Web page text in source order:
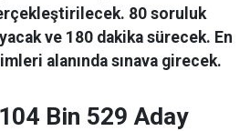
80 soruluk
ve 180 dakika sürecek. En
alanında sınava girecek.
Bin 529 Aday